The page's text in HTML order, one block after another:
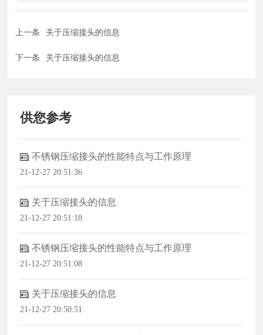
上一条 关于压缩接头的信息
下一条 关于压缩接头的信息
供您参考
不锈钢压缩接头的性能特点与工作原理
21-12-27 20:51:36
关于压缩接头的信息
21-12-27 20:51:18
不锈钢压缩接头的性能特点与工作原理
21-12-27 20:51:08
关于压缩接头的信息
21-12-27 20:50:51